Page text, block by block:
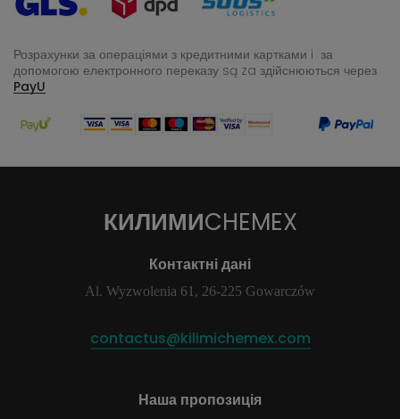
Розрахунки за операціями з кредитними картками i за
допомогою електронного переказу są za здійснюються через
PayU
КИЛИМИCHEMEX
Контактні дані
Al. Wyzwolenia 61, 26-225 Gowarczów
contactus@kilimichemex.com
Наша пропозиція